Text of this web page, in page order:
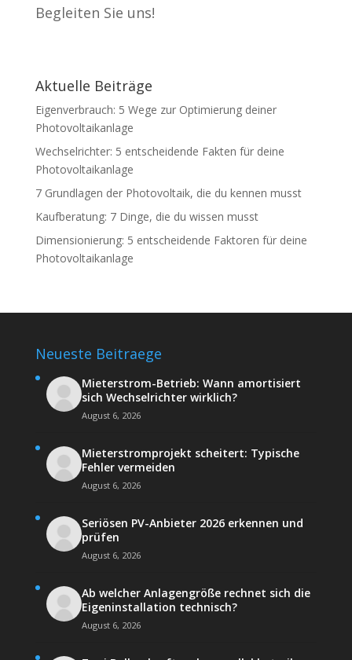
Begleiten Sie uns!
Aktuelle Beiträge
Eigenverbrauch: 5 Wege zur Optimierung deiner
Photovoltaikanlage
Wechselrichter: 5 entscheidende Fakten für deine
Photovoltaikanlage
7 Grundlagen der Photovoltaik, die du kennen musst
Kaufberatung: 7 Dinge, die du wissen musst
Dimensionierung: 5 entscheidende Faktoren für deine
Photovoltaikanlage
Neueste Beitraege
Mieterstrom-Betrieb: Wann amortisiert
sich Wechselrichter wirklich?
August 6, 2026
Mieterstromprojekt scheitert: Typische
Fehler vermeiden
August 6, 2026
Seriösen PV-Anbieter 2026 erkennen und
prüfen
August 6, 2026
Ab welcher Anlagengröße rechnet sich die
Eigeninstallation technisch?
August 6, 2026